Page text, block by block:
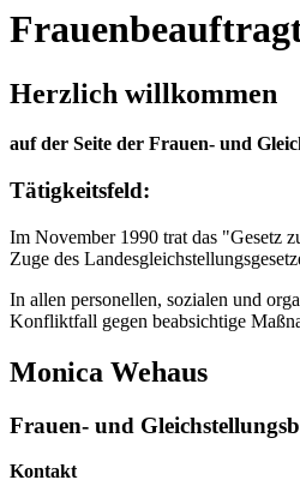
Herzlich willkommen
auf der Seite der Frauen- und
Tätigkeitsfeld:
Im November 1990 trat das "Gesetz
Zuge des
In allen personellen, sozialen und
Konfliktfall gegen beabsichtige
Monica Wehaus
Frauen- und
Kontakt